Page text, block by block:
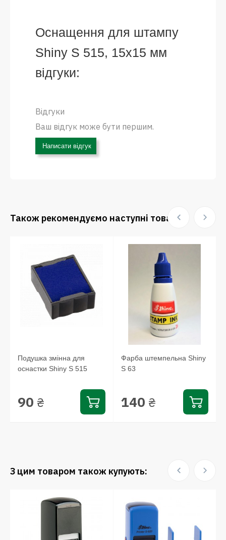
Оснащення для штампу
Shiny S 515, 15х15 мм
відгуки:
Відгуки
Ваш відгук може бути першим.
Написати відгук
Також рекомендуємо наступні товари:
Подушка змінна для
оснастки Shiny S 515
90 ₴
Фарба штемпельна Shiny
S 63
140 ₴
З цим товаром також купують: